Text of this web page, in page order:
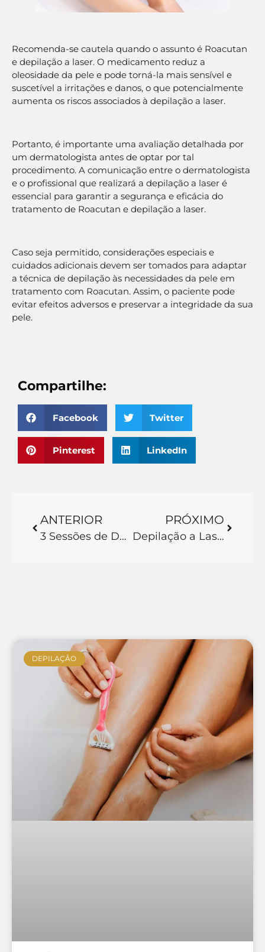
Recomenda-se cautela quando o assunto é Roacutan
e depilação a laser. O medicamento reduz a
oleosidade da pele e pode torná-la mais sensível e
suscetível a irritações e danos, o que potencialmente
aumenta os riscos associados à depilação a laser.
Portanto, é importante uma avaliação detalhada por
um dermatologista antes de optar por tal
procedimento. A comunicação entre o dermatologista
e o profissional que realizará a depilação a laser é
essencial para garantir a segurança e eficácia do
tratamento de Roacutan e depilação a laser.
Caso seja permitido, considerações especiais e
cuidados adicionais devem ser tomados para adaptar
a técnica de depilação às necessidades da pele em
tratamento com Roacutan. Assim, o paciente pode
evitar efeitos adversos e preservar a integridade da sua
pele.
Compartilhe:
Facebook Twitter
Pinterest LinkedIn
ANTERIOR
3 Sessões de Depilação a Laser Adiantam? Entenda a Eficácia!
PRÓXIMO
Depilação a Laser no Rosto Mancha? Mitos e Verdades!
DEPILAÇÃO